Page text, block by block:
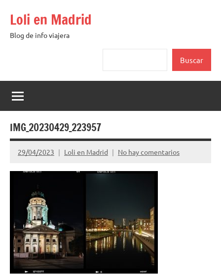
contenido
Loli en Madrid
Blog de info viajera
Buscar
IMG_20230429_223957
29/04/2023 Loli en Madrid No hay comentarios